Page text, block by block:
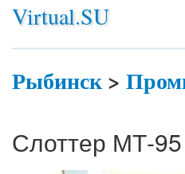
Virtual.SU
Рыбинск>
Слоттер МТ-95